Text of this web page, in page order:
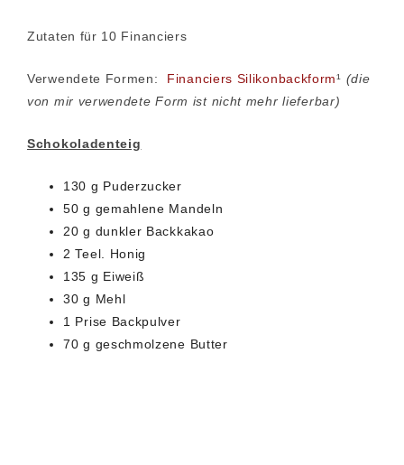
Zutaten für 10 Financiers
Verwendete Formen: Financiers Silikonbackform¹ (die
von mir verwendete Form ist nicht mehr lieferbar)
Schokoladenteig
130 g Puderzucker
50 g gemahlene Mandeln
20 g dunkler Backkakao
2 Teel. Honig
135 g Eiweiß
30 g Mehl
1 Prise Backpulver
70 g geschmolzene Butter